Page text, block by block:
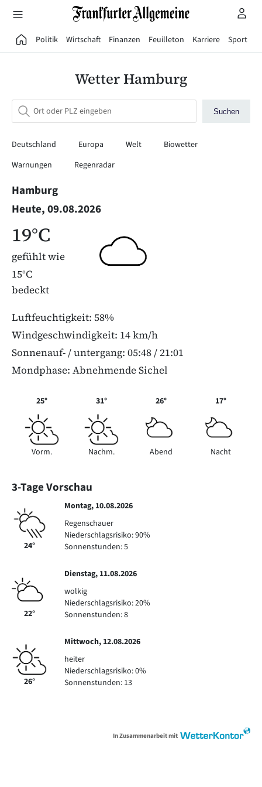
Direkt zum Hauptinhalt
Politik Wirtschaft Finanzen Feuilleton Karriere Sport
Wetter Hamburg
Suchen
Deutschland Europa Welt
Biowetter
Warnungen
Regenradar
Hamburg
Heute, 09.08.2026
19°C
gefühlt wie
15°C
bedeckt
Luftfeuchtigkeit: 58%
Windgeschwindigkeit: 14 km/h
Sonnenauf- / untergang: 05:48 / 21:01
Mondphase: Abnehmende Sichel
25°
Vorm.
31°
Nachm.
26°
Abend
17°
Nacht
3-Tage Vorschau
24°
Montag, 10.08.2026
Regenschauer
Niederschlagsrisiko: 90%
Sonnenstunden: 5
22°
Dienstag, 11.08.2026
wolkig
Niederschlagsrisiko: 20%
Sonnenstunden: 8
26°
Mittwoch, 12.08.2026
heiter
Niederschlagsrisiko: 0%
Sonnenstunden: 13
In Zusammenarbeit mit